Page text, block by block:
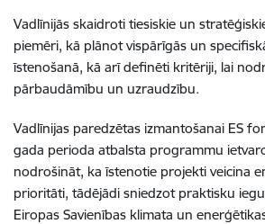
Vadlīnijās skaidroti tiesiskie un
piemēri, kā plānot vispārīgās un
īstenošanā, kā arī definēti kritēriji, lai
pārbaudāmību un uzraudzību.
Vadlīnijas paredzētas izmantošanai ES
gada perioda atbalsta programmu
nodrošināt, ka īstenotie projekti veicina
prioritāti, tādējādi sniedzot praktisku
Eiropas Savienības klimata un